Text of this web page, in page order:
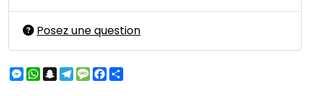
Posez une question
Messenger
WhatsApp
Snapchat
Telegram
MessageFacebook